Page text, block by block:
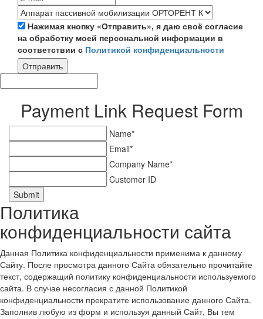
Нажимая кнопку «Отправить», я даю своё согласие
на обработку моей персональной информации в
соответствии с Политикой конфиденциальности
Отправить
Payment Link Request Form
Name*
Email*
Company Name*
Customer ID
Submit
Политика
конфиденциальности сайта
Данная Политика конфиденциальности применима к данному
Сайту. После просмотра данного Сайта обязательно прочитайте
текст, содержащий политику конфиденциальности используемого
сайта. В случае несогласия с данной Политикой
конфиденциальности прекратите использование данного Сайта.
Заполнив любую из форм и используя данный Сайт, Вы тем